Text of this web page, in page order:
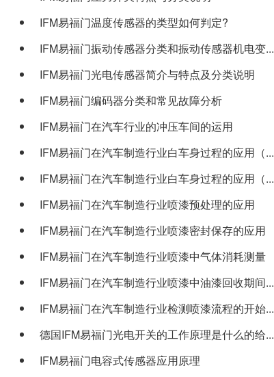
IFM易福门温度传感器的类型如何判定?
IFM易福门振动传感器分类和振动传感器机电变...
IFM易福门光电传感器简介与特点及分类说明
IFM易福门编码器分类和常见故障分析
IFM易福门在汽车行业的冲压车间的运用
IFM易福门在汽车制造行业白车身过程的应用（...
IFM易福门在汽车制造行业白车身过程的应用（...
IFM易福门在汽车制造行业喷漆预处理的应用
IFM易福门在汽车制造行业喷漆密封保存的应用
IFM易福门在汽车制造行业喷漆中气体消耗测量
IFM易福门在汽车制造行业喷漆中油漆回收期间...
IFM易福门在汽车制造行业检测喷漆流程的开始...
德国IFM易福门光电开关的工作原理是什么的给...
IFM易福门电容式传感器应用原理